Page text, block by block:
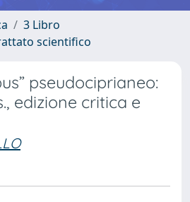
3 Libro
scientifico
pseudociprianeo:
edizione critica e